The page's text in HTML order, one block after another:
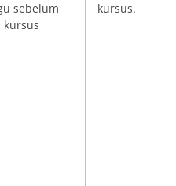
sebelum
kursus.